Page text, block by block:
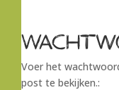
Voer het
post te bekijken.: